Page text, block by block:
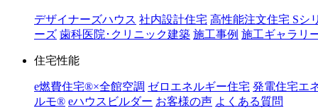
デザイナーズハウス 社内設計住宅 高性能注文住宅 Sシ
ーズ 歯科医院･クリニック建築 施工事例 施工ギャラリ
住宅性能
e燃費住宅®︎×全館空調 ゼロエネルギー住宅 発電住宅エ
ルモ®︎ eハウスビルダー お客様の声 よくある質問